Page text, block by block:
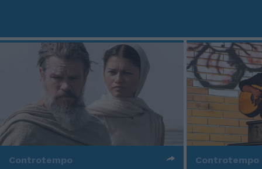
Controtempo Controtempo